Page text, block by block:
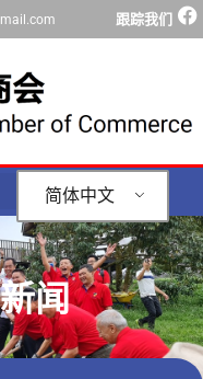
跟踪我们
简体中文
闻